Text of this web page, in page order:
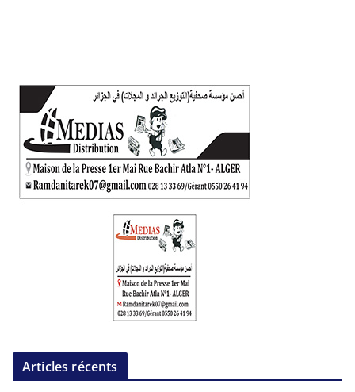
Articles récents